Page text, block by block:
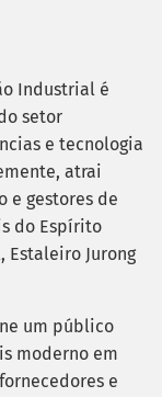
Industrial é
setor
e tecnologia
atrai
e gestores de
do Espírito
Estaleiro Jurong
um público
moderno em
e